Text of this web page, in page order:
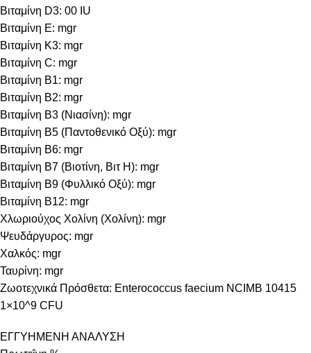
Βιταμίνη D3: 00 IU
Βιταμίνη E: mgr
Βιταμίνη Κ3: mgr
Βιταμίνη C: mgr
Βιταμίνη B1: mgr
Βιταμίνη B2: mgr
Βιταμίνη B3 (Νιασίνη): mgr
Βιταμίνη B5 (Παντοθενικό Οξύ): mgr
Βιταμίνη B6: mgr
Βιταμίνη B7 (Βιοτίνη, Βιτ Η): mgr
Βιταμίνη B9 (Φυλλικό Οξύ): mgr
Βιταμίνη B12: mgr
Χλωριούχος Χολίνη (Χολίνη): mgr
Ψευδάργυρος: mgr
Χαλκός: mgr
Ταυρίνη: mgr
Ζωοτεχνικά Πρόσθετα: Enterococcus faecium NCIMB 10415
1×10^9 CFU
ΕΓΓΥΗΜΕΝΗ ΑΝΑΛΥΣΗ